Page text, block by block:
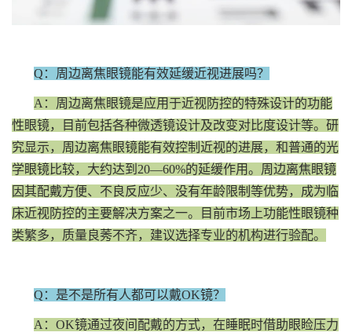
Q：周边离焦眼镜能有效延缓近视进展吗？
A：周边离焦眼镜是应用于近视防控的特殊设计的功能
性眼镜，目前包括各种微透镜设计及改变对比度设计等。研
究显示，周边离焦眼镜能有效控制近视的进展，和普通的光
学眼镜比较，大约达到20—60%的延缓作用。周边离焦眼镜
因其配戴方便、不良反应少、没有年龄限制等优势，成为临
床近视防控的主要解决方案之一。目前市场上功能性眼镜种
类繁多，质量良莠不齐，建议选择专业的机构进行验配。
Q：是不是所有人都可以戴OK镜？
A：OK镜通过夜间配戴的方式，在睡眠时借助眼睑压力